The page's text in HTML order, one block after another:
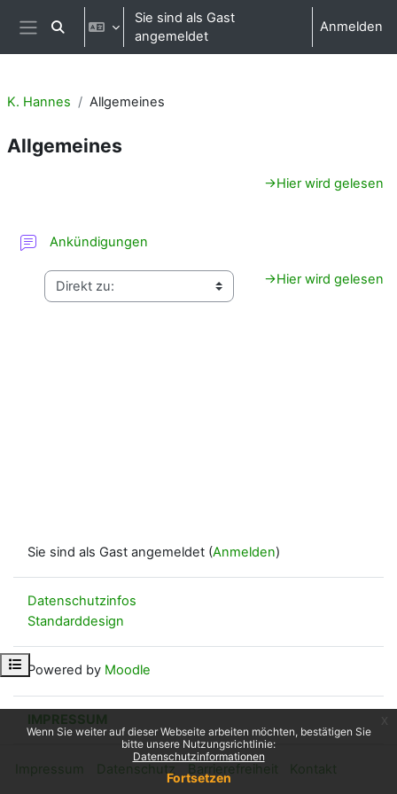
Zum Hauptinhalt
Wenn Sie weiter auf dieser Webseite arbeiten möchten, bestätigen Sie
bitte unsere Nutzungsrichtlinie:
Datenschutzinformationen
Fortsetzen
Website-Übersicht
Sucheingabe umschalten
Sie sind als Gast
angemeldet
Anmelden
Kursindex öffnen
K. Hannes Allgemeines
Allgemeines
→Hier wird gelesen
Ankündigungen
→Hier wird gelesen
Sie sind als Gast angemeldet (Anmelden)
Datenschutzinfos
Standarddesign
Powered by Moodle
IMPRESSUM
Impressum Datenschutz Barrierefreiheit Kontakt